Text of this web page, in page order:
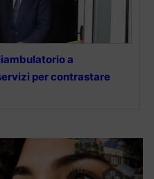
a
per contrastare